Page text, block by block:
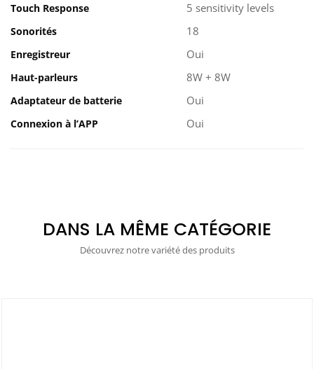
Touch Response 5 sensitivity levels
Sonorités 18
Enregistreur Oui
Haut-parleurs 8W + 8W
Adaptateur de batterie Oui
Connexion à l’APP Oui
DANS LA MÊME CATÉGORIE
Découvrez notre variété des produits